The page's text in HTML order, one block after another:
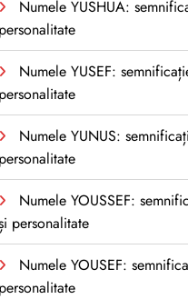
Numele YUSHUA:
personalitate
Numele YUSEF:
personalitate
Numele YUNUS:
personalitate
Numele YOUSSEF:
personalitate
Numele YOUSEF:
personalitate